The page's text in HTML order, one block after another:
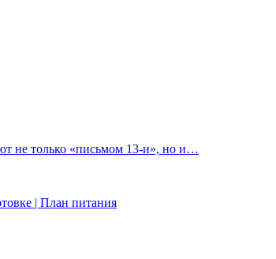
не только «письмом 13-и», но и…
| План питания